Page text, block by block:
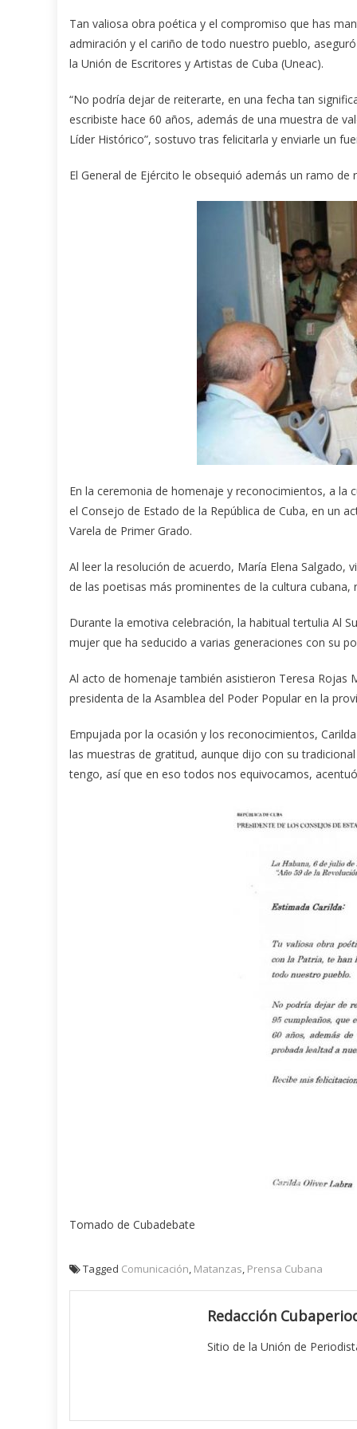
Tan valiosa obra poética y el compromiso que has
admiración y el cariño de todo nuestro pueblo,
la Unión de Escritores y Artistas de Cuba (Uneac).
“No podría dejar de reiterarte, en una fecha tan
escribiste hace 60 años, además de una muestra de
Líder Histórico”, sostuvo tras felicitarla y enviarle un
El General de Ejército le obsequió además un ramo
En la ceremonia de homenaje y reconocimientos, a la
el Consejo de Estado de la República de Cuba, en un
Varela de Primer Grado.
Al leer la resolución de acuerdo, María Elena Salgado,
de las poetisas más prominentes de la cultura cubana,
Durante la emotiva celebración, la habitual tertulia Al
mujer que ha seducido a varias generaciones con su
Al acto de homenaje también asistieron Teresa Rojas
presidenta de la Asamblea del Poder Popular en la
Empujada por la ocasión y los reconocimientos,
las muestras de gratitud, aunque dijo con su
tengo, así que en eso todos nos equivocamos,
Tomado de Cubadebate
Tagged Comunicación, Matanzas, Prensa Cubana
Redacción
Sitio de la Unión de